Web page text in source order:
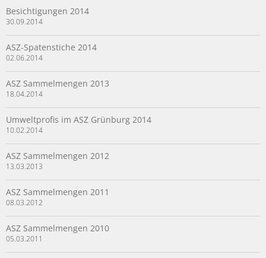
Besichtigungen 2014
30.09.2014
ASZ-Spatenstiche 2014
02.06.2014
ASZ Sammelmengen 2013
18.04.2014
Umweltprofis im ASZ Grünburg 2014
10.02.2014
ASZ Sammelmengen 2012
13.03.2013
ASZ Sammelmengen 2011
08.03.2012
ASZ Sammelmengen 2010
05.03.2011